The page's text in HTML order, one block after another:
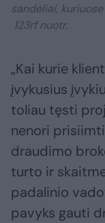
sandėliai,
123rf nuotr.
„Kai kurie
įvykusius
toliau tęsti
nenori
draudimo
turto ir
padalinio
pavyks gauti